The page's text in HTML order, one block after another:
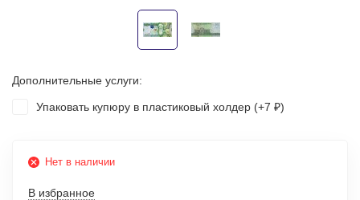
Дополнительные услуги:
Упаковать купюру в пластиковый холдер (+7 ₽)
Нет в наличии
В избранное